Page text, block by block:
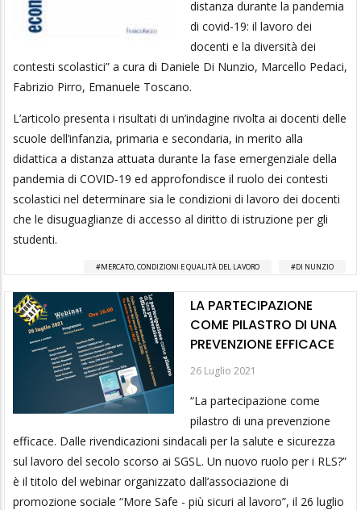
distanza durante la pandemia
di covid-19: il lavoro dei
docenti e la diversità dei
contesti scolastici” a cura di Daniele Di Nunzio, Marcello Pedaci,
Fabrizio Pirro, Emanuele Toscano.
L’articolo presenta i risultati di un’indagine rivolta ai docenti delle
scuole dell’infanzia, primaria e secondaria, in merito alla
didattica a distanza attuata durante la fase emergenziale della
pandemia di COVID-19 ed approfondisce il ruolo dei contesti
scolastici nel determinare sia le condizioni di lavoro dei docenti
che le disuguaglianze di accesso al diritto di istruzione per gli
studenti.
MERCATO, CONDIZIONI E QUALITÀ DEL LAVORO DI NUNZIO
LA PARTECIPAZIONE
COME PILASTRO DI UNA
PREVENZIONE EFFICACE
26 Luglio 2021
“La partecipazione come
pilastro di una prevenzione
efficace. Dalle rivendicazioni sindacali per la salute e sicurezza
sul lavoro del secolo scorso ai SGSL. Un nuovo ruolo per i RLS?”
è il titolo del webinar organizzato dall’associazione di
promozione sociale “More Safe - più sicuri al lavoro”, il 26 luglio